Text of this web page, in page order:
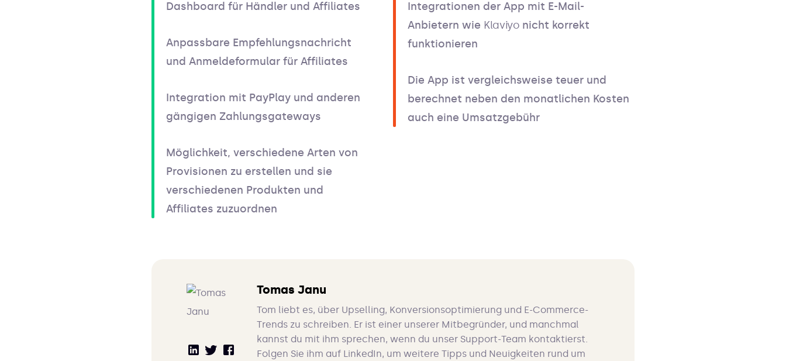
Dashboard für Händler und Affiliates
Anpassbare Empfehlungsnachricht
und Anmeldeformular für Affiliates
Integration mit PayPlay und anderen
gängigen Zahlungsgateways
Möglichkeit, verschiedene Arten von
Provisionen zu erstellen und sie
verschiedenen Produkten und
Affiliates zuzuordnen
Integrationen der App mit E-Mail-
Anbietern wie Klaviyo nicht korrekt
funktionieren
Die App ist vergleichsweise teuer und
berechnet neben den monatlichen Kosten
auch eine Umsatzgebühr
Tomas Janu
Tom liebt es, über Upselling, Konversionsoptimierung und E-Commerce-
Trends zu schreiben. Er ist einer unserer Mitbegründer, und manchmal
kannst du mit ihm sprechen, wenn du unser Support-Team kontaktierst.
Folgen Sie ihm auf LinkedIn, um weitere Tipps und Neuigkeiten rund um